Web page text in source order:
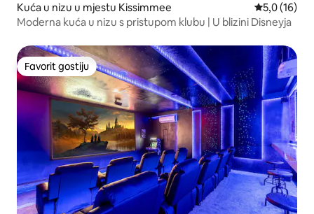
Kuća u nizu u mjestu Kissimmee Prosječna
5,0 (16)
Moderna kuća u nizu s pristupom klubu | U blizini Disneyja
Favorit gostiju
Favorit gostiju